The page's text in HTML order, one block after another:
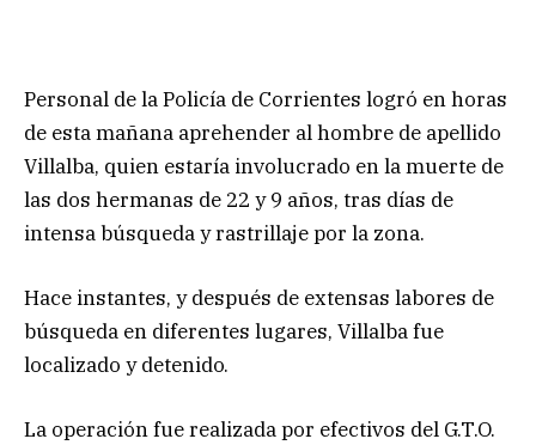
Personal de la Policía de Corrientes logró en horas
de esta mañana aprehender al hombre de apellido
Villalba, quien estaría involucrado en la muerte de
las dos hermanas de 22 y 9 años, tras días de
intensa búsqueda y rastrillaje por la zona.
Hace instantes, y después de extensas labores de
búsqueda en diferentes lugares, Villalba fue
localizado y detenido.
La operación fue realizada por efectivos del G.T.O.